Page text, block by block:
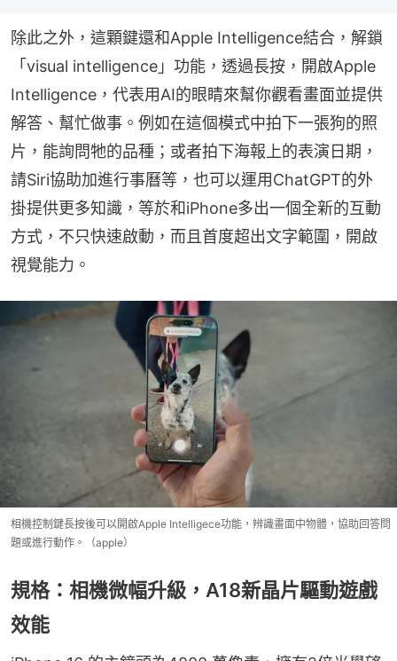
除此之外，這顆鍵還和Apple Intelligence結合，解鎖
「visual intelligence」功能，透過長按，開啟Apple
Intelligence，代表用AI的眼睛來幫你觀看畫面並提供
解答、幫忙做事。例如在這個模式中拍下一張狗的照
片，能詢問牠的品種；或者拍下海報上的表演日期，
請Siri協助加進行事曆等，也可以運用ChatGPT的外
掛提供更多知識，等於和iPhone多出一個全新的互動
方式，不只快速啟動，而且首度超出文字範圍，開啟
視覺能力。
相機控制鍵長按後可以開啟Apple Intelligece功能，辨識畫面中物體，協助回答問
題或進行動作。（apple）
規格：相機微幅升級，A18新晶片驅動遊戲
效能